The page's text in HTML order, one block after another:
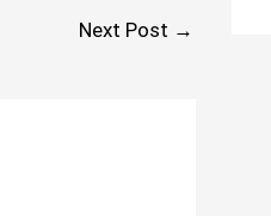
Next Post →